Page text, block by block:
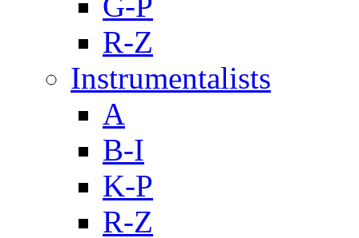
R-Z
Instrumentalists
A
B-I
K-P
R-Z